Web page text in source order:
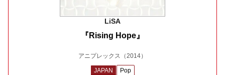
LiSA
『Rising Hope』
アニプレックス （2014）
JAPAN Pop